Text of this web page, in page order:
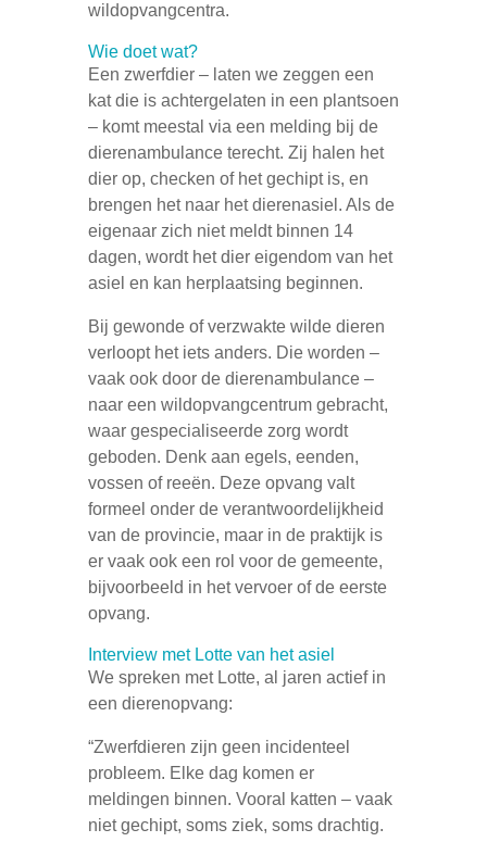
wildopvangcentra.
Wie doet wat?
Een zwerfdier – laten we zeggen een
kat die is achtergelaten in een plantsoen
– komt meestal via een melding bij de
dierenambulance terecht. Zij halen het
dier op, checken of het gechipt is, en
brengen het naar het dierenasiel. Als de
eigenaar zich niet meldt binnen 14
dagen, wordt het dier eigendom van het
asiel en kan herplaatsing beginnen.
Bij gewonde of verzwakte wilde dieren
verloopt het iets anders. Die worden –
vaak ook door de dierenambulance –
naar een wildopvangcentrum gebracht,
waar gespecialiseerde zorg wordt
geboden. Denk aan egels, eenden,
vossen of reeën. Deze opvang valt
formeel onder de verantwoordelijkheid
van de provincie, maar in de praktijk is
er vaak ook een rol voor de gemeente,
bijvoorbeeld in het vervoer of de eerste
opvang.
Interview met Lotte van het asiel
We spreken met Lotte, al jaren actief in
een dierenopvang:
“Zwerfdieren zijn geen incidenteel
probleem. Elke dag komen er
meldingen binnen. Vooral katten – vaak
niet gechipt, soms ziek, soms drachtig.